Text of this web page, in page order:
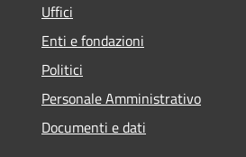
Uffici
Enti e fondazioni
Politici
Personale Amministrativo
Documenti e dati